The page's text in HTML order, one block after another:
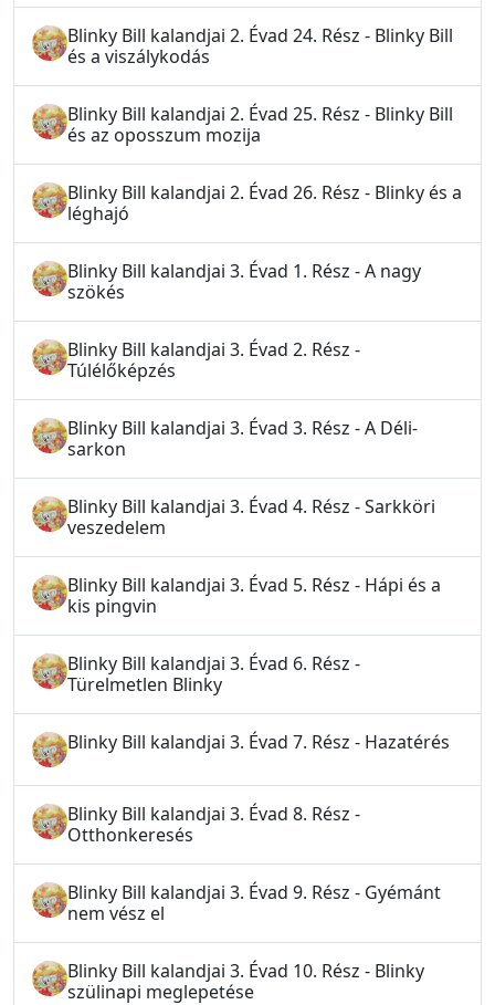
Blinky Bill kalandjai 2. Évad 24. Rész - Blinky Bill
és a viszálykodás
Blinky Bill kalandjai 2. Évad 25. Rész - Blinky Bill
és az oposszum mozija
Blinky Bill kalandjai 2. Évad 26. Rész - Blinky és a
léghajó
Blinky Bill kalandjai 3. Évad 1. Rész - A nagy
szökés
Blinky Bill kalandjai 3. Évad 2. Rész -
Túlélőképzés
Blinky Bill kalandjai 3. Évad 3. Rész - A Déli-
sarkon
Blinky Bill kalandjai 3. Évad 4. Rész - Sarkköri
veszedelem
Blinky Bill kalandjai 3. Évad 5. Rész - Hápi és a
kis pingvin
Blinky Bill kalandjai 3. Évad 6. Rész -
Türelmetlen Blinky
Blinky Bill kalandjai 3. Évad 7. Rész - Hazatérés
Blinky Bill kalandjai 3. Évad 8. Rész -
Otthonkeresés
Blinky Bill kalandjai 3. Évad 9. Rész - Gyémánt
nem vész el
Blinky Bill kalandjai 3. Évad 10. Rész - Blinky
szülinapi meglepetése